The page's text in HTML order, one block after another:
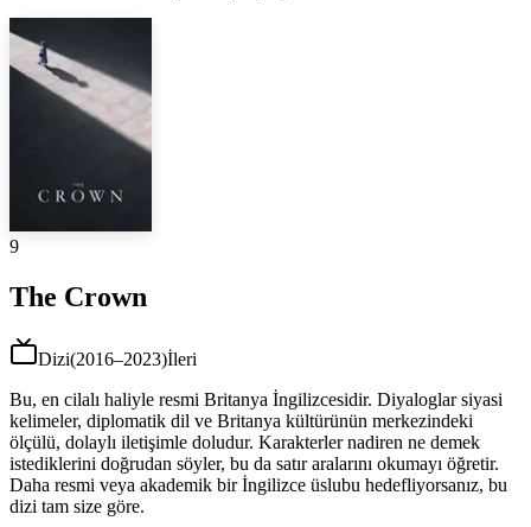
9
The Crown
Dizi(2016–2023)İleri
Bu, en cilalı haliyle resmi Britanya İngilizcesidir. Diyaloglar siyasi
kelimeler, diplomatik dil ve Britanya kültürünün merkezindeki
ölçülü, dolaylı iletişimle doludur. Karakterler nadiren ne demek
istediklerini doğrudan söyler, bu da satır aralarını okumayı öğretir.
Daha resmi veya akademik bir İngilizce üslubu hedefliyorsanız, bu
dizi tam size göre.